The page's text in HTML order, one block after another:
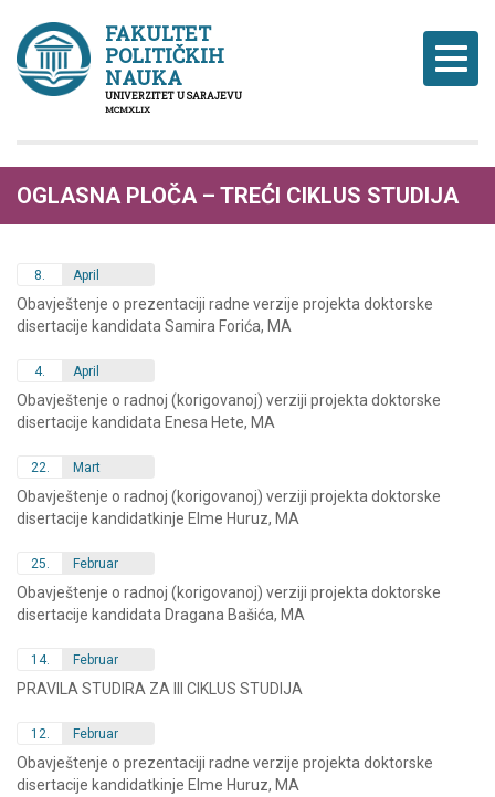
FAKULTET
POLITIČKIH
NAUKA
UNIVERZITET U SARAJEVU
MCMXLIX
OGLASNA PLOČA – TREĆI CIKLUS STUDIJA
8. April
Obavještenje o prezentaciji radne verzije projekta doktorske
disertacije kandidata Samira Forića, MA
4. April
Obavještenje o radnoj (korigovanoj) verziji projekta doktorske
disertacije kandidata Enesa Hete, MA
22. Mart
Obavještenje o radnoj (korigovanoj) verziji projekta doktorske
disertacije kandidatkinje Elme Huruz, MA
25. Februar
Obavještenje o radnoj (korigovanoj) verziji projekta doktorske
disertacije kandidata Dragana Bašića, MA
14. Februar
PRAVILA STUDIRA ZA III CIKLUS STUDIJA
12. Februar
Obavještenje o prezentaciji radne verzije projekta doktorske
disertacije kandidatkinje Elme Huruz, MA